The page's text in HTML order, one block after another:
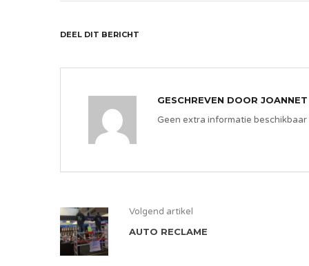
DEEL DIT BERICHT
GESCHREVEN DOOR JOANNET
Geen extra informatie beschikbaar
Volgend artikel
AUTO RECLAME